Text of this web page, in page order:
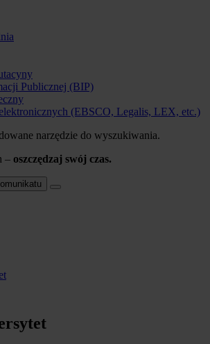
Publicznej (BIP)
(EBSCO, Legalis, LEX, etc.)
narzędzie do wyszukiwania.
– oszczędzaj swój czas.